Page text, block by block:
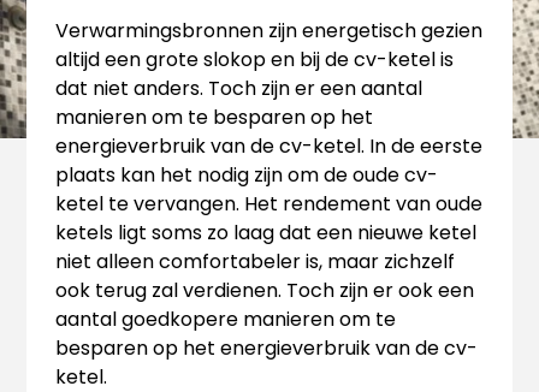
Verwarmingsbronnen zijn energetisch gezien
altijd een grote slokop en bij de cv-ketel is
dat niet anders. Toch zijn er een aantal
manieren om te besparen op het
energieverbruik van de cv-ketel. In de eerste
plaats kan het nodig zijn om de oude cv-
ketel te vervangen. Het rendement van oude
ketels ligt soms zo laag dat een nieuwe ketel
niet alleen comfortabeler is, maar zichzelf
ook terug zal verdienen. Toch zijn er ook een
aantal goedkopere manieren om te
besparen op het energieverbruik van de cv-
ketel.